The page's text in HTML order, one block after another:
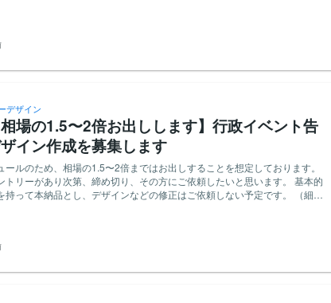
成AIツール（Midjourney, ChatGPT等）やCanvaを活用した効率的な制作が
等の編集可能URL）を納品いただける方 【ご報酬】 12投稿分で1
ださい！
デザイン
相場の1.5〜2倍お出しします】行政イベント告
イン作成を募集します
ールのため、相場の1.5〜2倍まではお出しすることを想定しております。
リーがあり次第、締め切り、その方にご依頼したいと思います。 基本的
持って本納品とし、デザインなどの修正はご依頼しない予定です。 （細か
との連携イベントの告知用A4片面チラ
成をお願いいたします。 ・イベントの目的やターゲット層を理解し、魅力
たいです。大変タイトなスケジュールのため、相場の1.5〜2倍まではお出し